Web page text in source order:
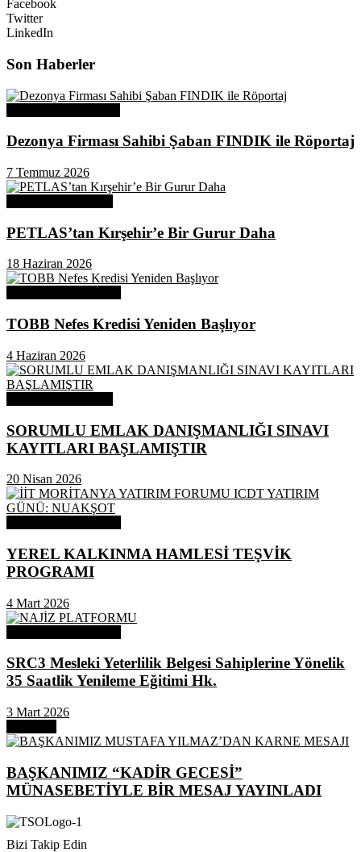
Facebook
Twitter
LinkedIn
Son Haberler
Dezonya Firması Sahibi Şaban FINDIK ile Röportaj
7 Temmuz 2026
PETLAS’tan Kırşehir’e Bir Gurur Daha
18 Haziran 2026
TOBB Nefes Kredisi Yeniden Başlıyor
4 Haziran 2026
SORUMLU EMLAK DANIŞMANLIĞI SINAVI
KAYITLARI BAŞLAMIŞTIR
20 Nisan 2026
YEREL KALKINMA HAMLESİ TEŞVİK
PROGRAMI
4 Mart 2026
SRC3 Mesleki Yeterlilik Belgesi Sahiplerine Yönelik
35 Saatlik Yenileme Eğitimi Hk.
3 Mart 2026
BAŞKANIMIZ “KADİR GECESİ”
MÜNASEBETİYLE BİR MESAJ YAYINLADI
Bizi Takip Edin